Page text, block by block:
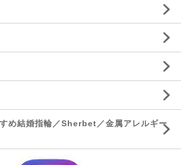
め結婚指輪／Sherbet／金属アレルギー